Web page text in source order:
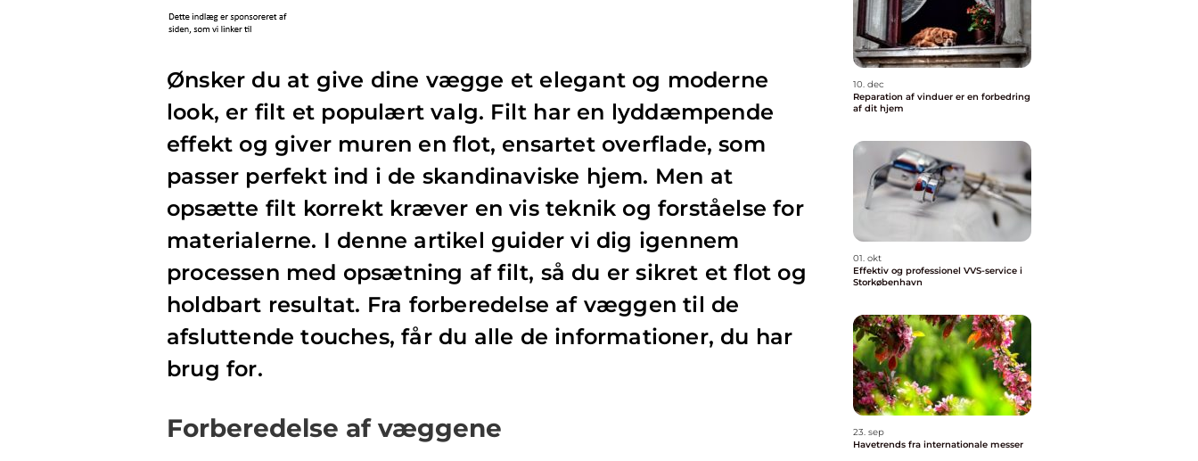
Ønsker du at give dine vægge et elegant og moderne
look, er filt et populært valg. Filt har en lyddæmpende
effekt og giver muren en flot, ensartet overflade, som
passer perfekt ind i de skandinaviske hjem. Men at
opsætte filt korrekt kræver en vis teknik og forståelse for
materialerne. I denne artikel guider vi dig igennem
processen med opsætning af filt, så du er sikret et flot og
holdbart resultat. Fra forberedelse af væggen til de
afsluttende touches, får du alle de informationer, du har
brug for.
Forberedelse af væggene
10. dec
Reparation af vinduer er en forbedring
af dit hjem
01. okt
Effektiv og professionel VVS-service i
Storkøbenhavn
23. sep
Havetrends fra internationale messer